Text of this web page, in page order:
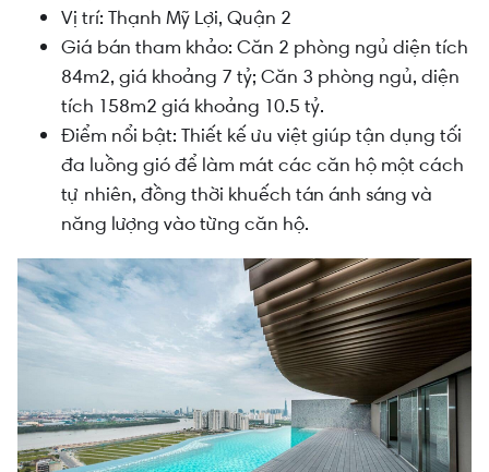
Vị trí: Thạnh Mỹ Lợi, Quận 2
Giá bán tham khảo: Căn 2 phòng ngủ diện tích
84m2, giá khoảng 7 tỷ; Căn 3 phòng ngủ, diện
tích 158m2 giá khoảng 10.5 tỷ.
Điểm nổi bật: Thiết kế ưu việt giúp tận dụng tối
đa luồng gió để làm mát các căn hộ một cách
tự nhiên, đồng thời khuếch tán ánh sáng và
năng lượng vào từng căn hộ.